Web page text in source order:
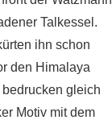
Talkessel.
ihn schon
den Himalaya
gleich
Motiv mit dem